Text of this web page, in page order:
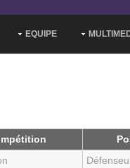
EQUIPE